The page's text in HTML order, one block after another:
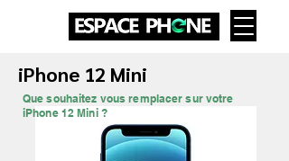
iPhone 12 Mini
Que souhaitez vous remplacer sur votre
iPhone 12 Mini ?